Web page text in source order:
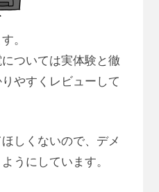
。
ついては実体験と徹
やすくレビューして
しくないので、デメ
うにしています。